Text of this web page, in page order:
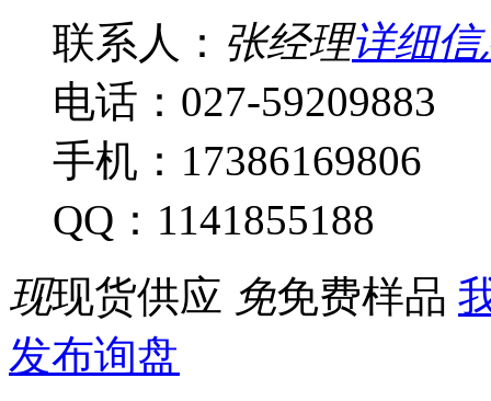
联系人： 张经理详细信
电话：027-59209883
手机：17386169806
QQ：1141855188
现现货供应 免免费样品
发布询盘